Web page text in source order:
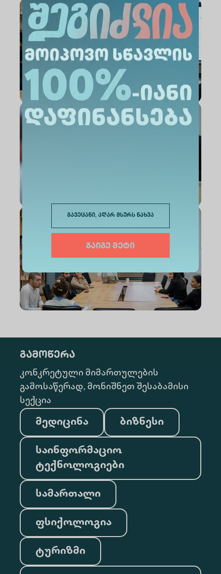
გავეცანი, აღარ მსურს ნახვა
გაიგე მეტი
გამოწერა
კონკრეტული მიმართულების
გამოსაწერად, მონიშნეთ შესაბამისი
სექცია
მედიცინა ბიზნესი
საინფორმაციო
ტექნოლოგიები
სამართალი
ფსიქოლოგია
ტურიზმი